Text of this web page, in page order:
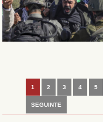
1 2 3 4 5
SEGUINTE